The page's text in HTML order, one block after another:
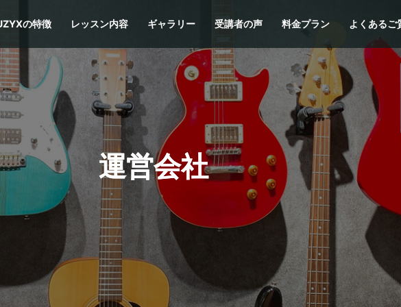
の特徴 レッスン内容 ギャラリー 受講者の声 料金プラン よくあるご
運営会社